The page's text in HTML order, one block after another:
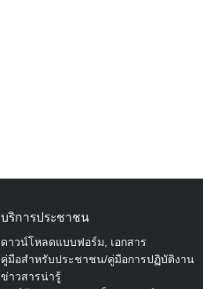
บริการประชาชน
ดาวน์โหลดแบบฟอร์ม, เอกสาร
คู่มือสำหรับประชาชน/คู่มือการปฏิบัติงาน
ข่าวสารน่ารู้